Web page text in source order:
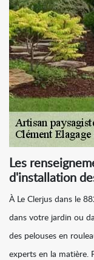
Les
d'installation
À Le Clerjus dans le
dans votre jardin ou
des pelouses en
experts en la matière.